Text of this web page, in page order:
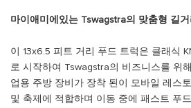
마이애미에있는 Tswagstra의 맞춤형 길거
이 13x6.5 피트 거리 푸드 트럭은 클래식
로 시작하여 Tswagstra의 비즈니스를 위
업용 주방 장비가 장착 된이 모바일 레스
및 축제에 적합하며 이동 중에 패스트 푸